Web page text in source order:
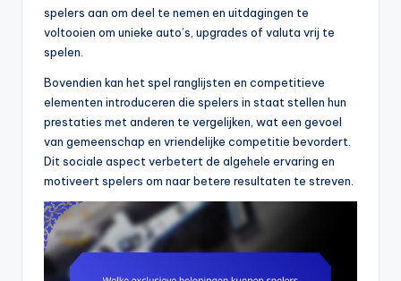
spelers aan om deel te nemen en uitdagingen te
voltooien om unieke auto’s, upgrades of valuta vrij te
spelen.
Bovendien kan het spel ranglijsten en competitieve
elementen introduceren die spelers in staat stellen hun
prestaties met anderen te vergelijken, wat een gevoel
van gemeenschap en vriendelijke competitie bevordert.
Dit sociale aspect verbetert de algehele ervaring en
motiveert spelers om naar betere resultaten te streven.